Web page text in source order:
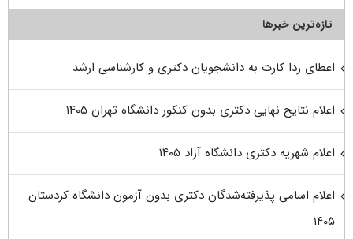
تازه‌ترین خبرها
اعطای ردا کارت به دانشجویان دکتری و کارشناسی ارشد
اعلام نتایج نهایی دکتری بدون کنکور دانشگاه تهران ۱۴۰۵
اعلام شهریه دکتری دانشگاه آزاد ۱۴۰۵
اعلام اسامی پذیرفته‌شدگان دکتری بدون آزمون دانشگاه کردستان
۱۴۰۵